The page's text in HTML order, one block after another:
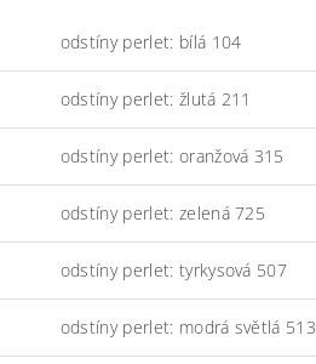
odstíny perlet: bílá 104
odstíny perlet: žlutá 211
odstíny perlet: oranžová 315
odstíny perlet: zelená 725
odstíny perlet: tyrkysová 507
odstíny perlet: modrá světlá 513